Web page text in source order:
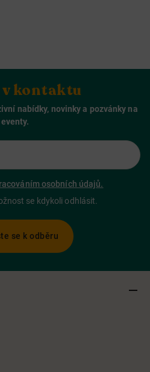
v kontaktu
nabídky, novinky a pozvánky na
eventy.
osobních údajů.
se kdykoli odhlásit.
se k odběru